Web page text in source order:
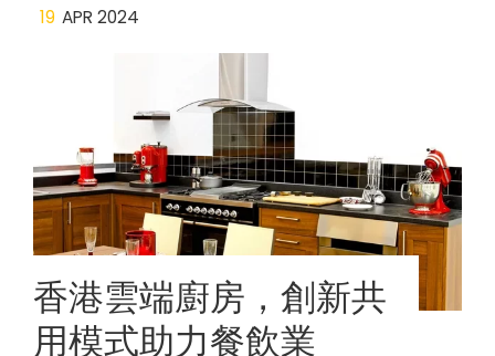
19 APR 2024
香港雲端廚房，創新共
用模式助力餐飲業